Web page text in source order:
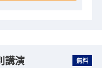
講演 無料